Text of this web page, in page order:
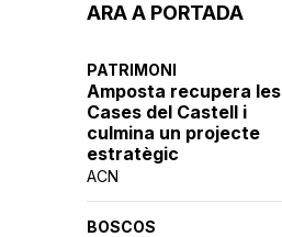
ARA A PORTADA
PATRIMONI
Amposta recupera les
Cases del Castell i
culmina un projecte
estratègic
ACN
BOSCOS